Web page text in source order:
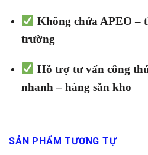
Không chứa APEO –
trường
Hỗ trợ tư vấn công
nhanh – hàng sẵn kho
SẢN PHẨM TƯƠNG TỰ